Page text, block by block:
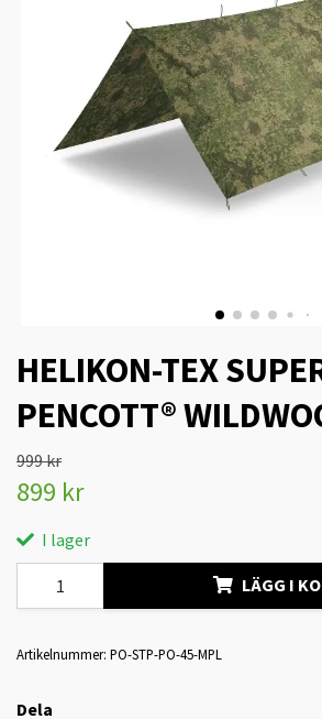
HELIKON-TEX
PENCOTT®
999 kr
899 kr
I lager
LÄGG I
Artikelnummer: PO-STP-PO-45-MPL
Dela